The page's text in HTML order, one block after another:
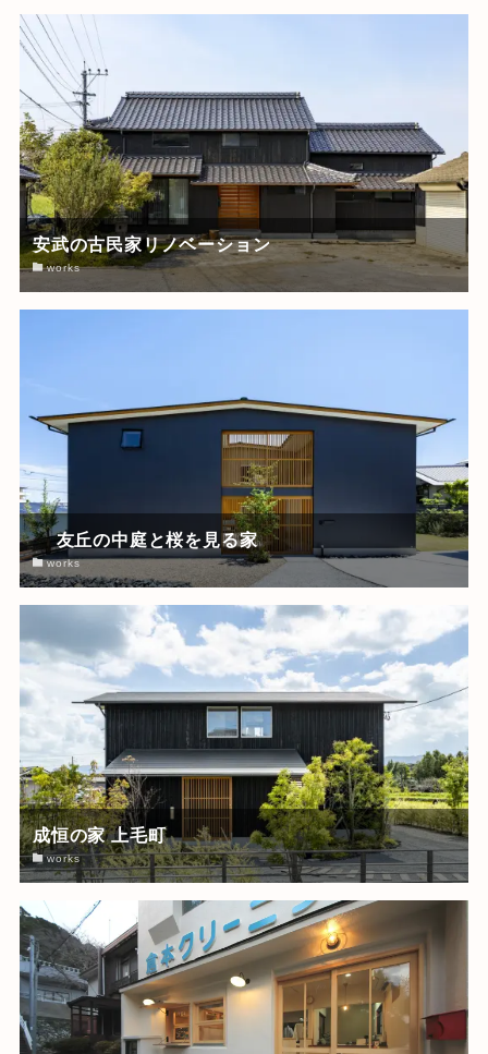
安武の古民家リノベーション
works
友丘の中庭と桜を見る家
works
成恒の家 上毛町
works